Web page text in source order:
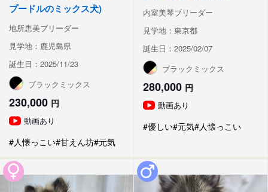
プードルのミックス犬)
地所恵美ブリーダー
見学地：鹿児島県
誕生日：2025/11/23
ブラックミックス
230,000 円
動画あり
#人懐っこい#甘えん坊#元気
内室美琴ブリーダー
見学地：東京都
誕生日：2025/02/07
ブラックミックス
280,000 円
動画あり
#優しい#元気#人懐っこい